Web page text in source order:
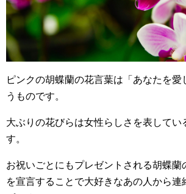
ピンクの胡蝶蘭の花言葉は「あなたを愛
うものです。
大ぶりの花びらは女性らしさを表してい
す。
お祝いごとにもプレゼントされる胡蝶蘭
を宣言することで大好きなあの人から連